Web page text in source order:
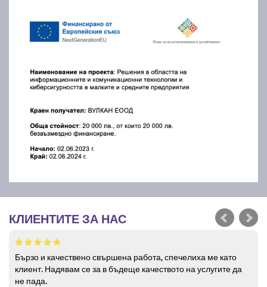
КЛИЕНТИТЕ ЗА НАС
Бързо и качествено свършена работа, спечелиха ме като
клиент. Надявам се за в бъдеще качеството на услугите да
не пада.